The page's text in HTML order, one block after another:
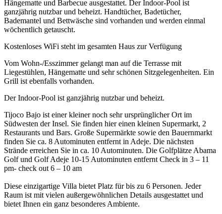
Hängematte und Barbecue ausgestattet. Der Indoor-Pool ist
ganzjährig nutzbar und beheizt. Handtücher, Badetücher,
Bademantel und Bettwäsche sind vorhanden und werden einmal
wöchentlich getauscht.
Kostenloses WiFi steht im gesamten Haus zur Verfügung
Vom Wohn-/Esszimmer gelangt man auf die Terrasse mit
Liegestühlen, Hängematte und sehr schönen Sitzgelegenheiten. Ein
Grill ist ebenfalls vorhanden.
Der Indoor-Pool ist ganzjährig nutzbar und beheizt.
Tijoco Bajo ist einer kleiner noch sehr ursprünglicher Ort im
Südwesten der Insel. Sie finden hier einen kleinen Supermarkt, 2
Restaurants und Bars. Große Supermärkte sowie den Bauernmarkt
finden Sie ca. 8 Autominuten entfernt in Adeje. Die nächsten
Strände erreichen Sie in ca. 10 Autominuten. Die Golfplätze Abama
Golf und Golf Adeje 10-15 Autominuten entfernt Check in 3 – 11
pm- check out 6 – 10 am
Diese einzigartige Villa bietet Platz für bis zu 6 Personen. Jeder
Raum ist mit vielen außergewöhnlichen Details ausgestattet und
bietet Ihnen ein ganz besonderes Ambiente.